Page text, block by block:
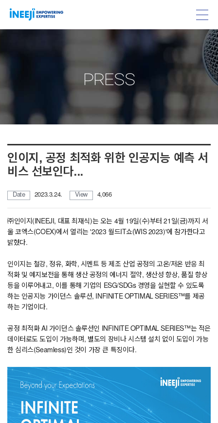
PRESS
인이지, 공정 최적화 위한 인공지능 예측 서
비스 선보인다...
Date 2023.3.24. View 4,066
㈜인이지(INEEJI, 대표 최재식)는 오는 4월 19일(수)부터 21일(금)까지 서
울 코엑스(COEX)에서 열리는 '2023 월드IT쇼(WIS 2023)'에 참가한다고
밝혔다.
인이지는 철강, 정유, 화학, 시멘트 등 제조 산업 공정의 고온/저온 반응 최
적화 및 예지보전을 통해 생산 공정의 에너지 절약, 생산성 향상, 품질 향상
등을 이루어내고, 이를 통해 기업의 ESG/SDGs 경영을 실현할 수 있도록
하는 인공지능 가이던스 솔루션, INFINITE OPTIMAL SERIES™를 제공
하는 기업이다.
공정 최적화 AI 가이던스 솔루션인 INFINITE OPTIMAL SERIES™는 적은
데이터로도 도입이 가능하며, 별도의 장비나 시스템 설치 없이 도입이 가능
한 심리스(Seamless)인 것이 가장 큰 특징이다.